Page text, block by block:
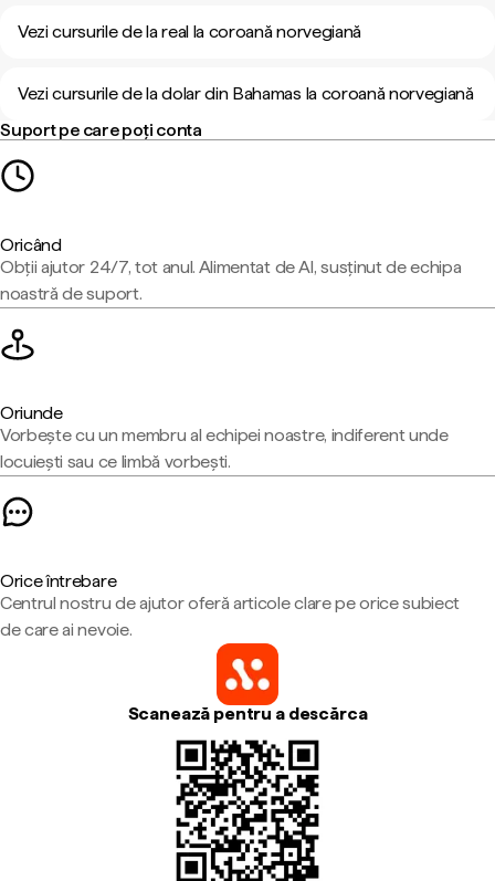
Vezi cursurile de la real la coroană norvegiană
Vezi cursurile de la dolar din Bahamas la coroană norvegiană
Suport pe care poți conta
Oricând
Obții ajutor 24/7, tot anul. Alimentat de AI, susținut de echipa
noastră de suport.
Oriunde
Vorbește cu un membru al echipei noastre, indiferent unde
locuiești sau ce limbă vorbești.
Orice întrebare
Centrul nostru de ajutor oferă articole clare pe orice subiect
de care ai nevoie.
Scanează pentru a descărca